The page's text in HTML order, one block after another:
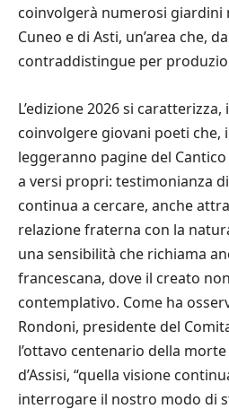
coinvolgerà numerosi giardini
Cuneo e di Asti, un’area che,
contraddistingue per
L’edizione 2026 si
coinvolgere giovani poeti che,
leggeranno pagine del
a versi propri: testimonianza
continua a cercare, anche
relazione fraterna con la
una sensibilità che richiama
francescana, dove il creato
contemplativo. Come ha
Rondoni, presidente del
l’ottavo centenario della morte
d’Assisi, “quella visione
interrogare il nostro modo di